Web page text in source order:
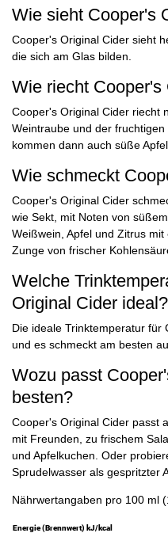
Wie sieht Cooper's
Cooper's Original Cider sieht
die sich am Glas bilden.
Wie riecht Cooper's
Cooper's Original Cider riecht
Weintraube und der
kommen dann auch süße
Wie schmeckt
Cooper's Original Cider
wie Sekt, mit Noten von
Weißwein, Apfel und Zitrus
Zunge von frischer
Welche
Original Cider ideal?
Die ideale Trinktemperatur für
und es schmeckt am besten
Wozu passt
besten?
Cooper's Original Cider passt
mit Freunden, zu frischem
und Apfelkuchen. Oder
Sprudelwasser als gespritzter
Nährwertangaben pro 100 ml
Energie (Brennwert) kJ/kcal